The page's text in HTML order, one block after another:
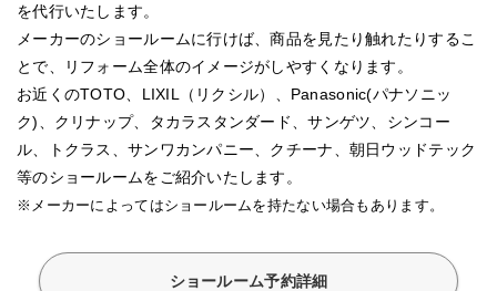
を代行いたします。
メーカーのショールームに行けば、商品を見たり触れたりするこ
とで、リフォーム全体のイメージがしやすくなります。
お近くのTOTO、LIXIL（リクシル）、Panasonic(パナソニッ
ク)、クリナップ、タカラスタンダード、サンゲツ、シンコー
ル、トクラス、サンワカンパニー、クチーナ、朝日ウッドテック
等のショールームをご紹介いたします。
※メーカーによってはショールームを持たない場合もあります。
ショールーム予約詳細